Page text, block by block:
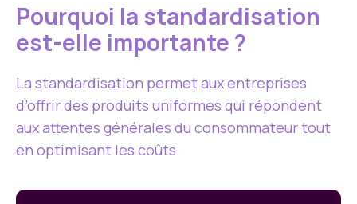
Pourquoi la standardisation
est-elle importante ?
La standardisation permet aux entreprises
d’offrir des produits uniformes qui répondent
aux attentes générales du consommateur tout
en optimisant les coûts.